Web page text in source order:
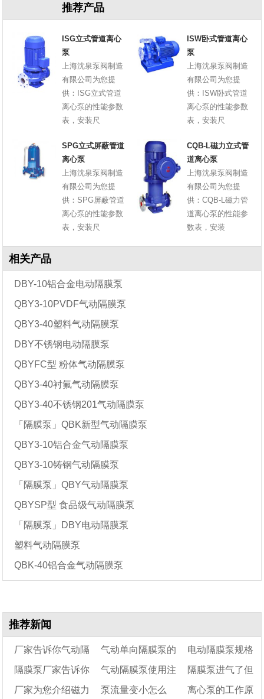
推荐产品
ISG立式管道离心
泵
上海沈泉泵阀制造
有限公司为您提
供：ISG立式管道
离心泵的性能参数
表，安装尺
ISW卧式管道离心
泵
上海沈泉泵阀制造
有限公司为您提
供：ISW卧式管道
离心泵的性能参数
表，安装尺
SPG立式屏蔽管道
离心泵
上海沈泉泵阀制造
有限公司为您提
供：SPG屏蔽管道
离心泵的性能参数
表，安装尺
CQB-L磁力立式管
道离心泵
上海沈泉泵阀制造
有限公司为您提
供：CQB-L磁力管
道离心泵的性能参
数表，安装
相关产品
DBY-10铝合金电动隔膜泵
QBY3-10PVDF气动隔膜泵
QBY3-40塑料气动隔膜泵
DBY不锈钢电动隔膜泵
QBYFC型 粉体气动隔膜泵
QBY3-40衬氟气动隔膜泵
QBY3-40不锈钢201气动隔膜泵
「隔膜泵」QBK新型气动隔膜泵
QBY3-10铝合金气动隔膜泵
QBY3-10铸钢气动隔膜泵
「隔膜泵」QBY气动隔膜泵
QBYSP型 食品级气动隔膜泵
「隔膜泵」DBY电动隔膜泵
塑料气动隔膜泵
QBK-40铝合金气动隔膜泵
推荐新闻
厂家告诉你气动隔
膜泵在各个领域的应
气动单向隔膜泵的
工作原理及型号参数
电动隔膜泵规格
型号及型号含义
隔膜泵厂家告诉你
气动隔膜泵不工作什
气动隔膜泵使用注
意事项
隔膜泵进气了但
不动作
厂家为您介绍磁力 泵流量变小怎么 离心泵的工作原